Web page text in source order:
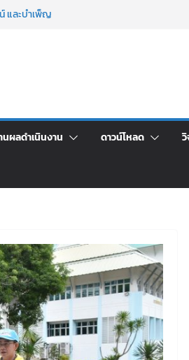
และบำเพ็ญ
ายได้
ห้นักเรียน
ระจำ
น ๑,๙๗๒ ชุด
นผลดำเนินงาน ดาวน์โหลด